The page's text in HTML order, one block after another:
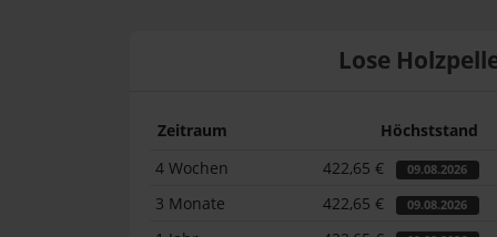
Lose
Zeitraum Höchststand
4 Wochen
422,65 € 09.08.2026
3 Monate 422,65 € 09.08.2026